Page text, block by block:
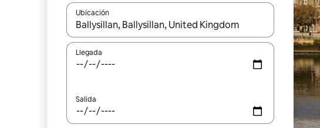
Ubicación
Cuando los resultados estén disponibles, navega con las teclas
Llegada
Salida